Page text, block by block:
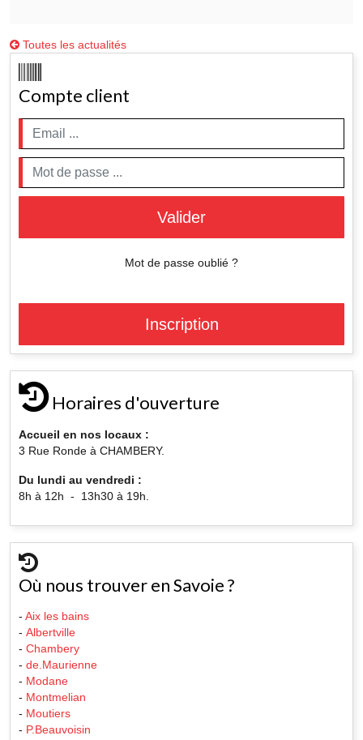
Toutes les actualités
Compte client
Valider
Mot de passe oublié ?
Inscription
Horaires d'ouverture
Accueil en nos locaux :
3 Rue Ronde à CHAMBERY.
Du lundi au vendredi :
8h à 12h - 13h30 à 19h.
Où nous trouver en Savoie ?
- Aix les bains
- Albertville
- Chambery
- de.Maurienne
- Modane
- Montmelian
- Moutiers
- P.Beauvoisin